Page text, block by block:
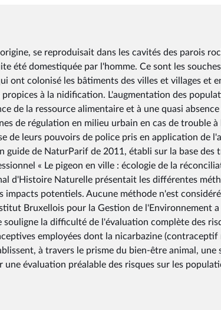
se reproduisait dans les cavités des parois
été domestiquée par l'homme. Ce sont les souches
ont colonisé les bâtiments des villes et villages et
à la nidification. L'augmentation des
de la ressource alimentaire et à une quasi absence
de régulation en milieu urbain en cas de trouble
de leurs pouvoirs de police pris en application de
de NaturParif de 2011, établi sur la base des
« Le pigeon en ville : écologie de la
d'Histoire Naturelle présentait les différentes
potentiels. Aucune méthode n'est
Bruxellois pour la Gestion de l'Environnement a
la difficulté de l'évaluation complète des
employées dont la nicarbazine (contraceptif
à travers le prisme du bien-être animal, une
évaluation préalable des risques sur les